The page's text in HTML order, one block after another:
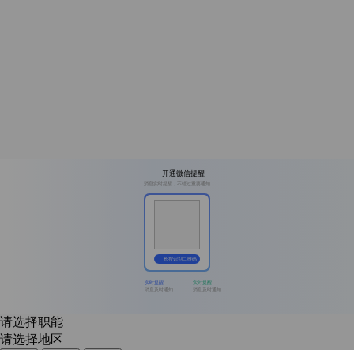
开通微信提醒
消息实时提醒，不错过重要通知
长按识别二维码
实时提醒
消息及时通知
实时提醒
消息及时通知
请选择职能
请选择地区